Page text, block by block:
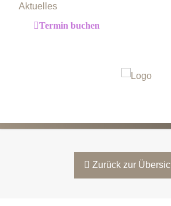
Aktuelles
Termin buchen
Zurück zur